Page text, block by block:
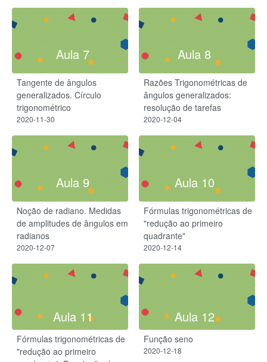
Aula 7
Tangente de ângulos
generalizados. Círculo
trigonométrico
2020-11-30
Aula 8
Razões Trigonométricas de
ângulos generalizados:
resolução de tarefas
2020-12-04
Aula 9
Noção de radiano. Medidas
de amplitudes de ângulos em
radianos
2020-12-07
Aula 10
Fórmulas trigonométricas de
"redução ao primeiro
quadrante"
2020-12-14
Aula 11
Fórmulas trigonométricas de
"redução ao primeiro
Aula 12
Função seno
2020-12-18